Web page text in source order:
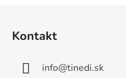
Kontakt
info@tinedi.sk